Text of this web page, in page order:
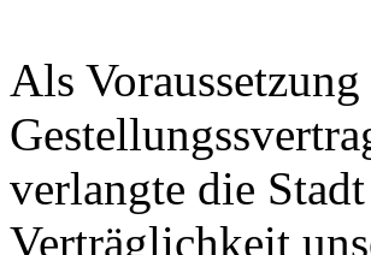
Als
verlangte die
Verträglichkeit